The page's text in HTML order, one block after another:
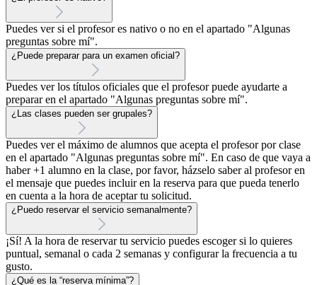
Puedes ver si el profesor es nativo o no en el apartado "Algunas
preguntas sobre mí".
¿Puede preparar para un examen oficial?
Puedes ver los títulos oficiales que el profesor puede ayudarte a
preparar en el apartado "Algunas preguntas sobre mí".
¿Las clases pueden ser grupales?
Puedes ver el máximo de alumnos que acepta el profesor por clase
en el apartado "Algunas preguntas sobre mí". En caso de que vaya a
haber +1 alumno en la clase, por favor, házselo saber al profesor en
el mensaje que puedes incluir en la reserva para que pueda tenerlo
en cuenta a la hora de aceptar tu solicitud.
¿Puedo reservar el servicio semanalmente?
¡Sí! A la hora de reservar tu servicio puedes escoger si lo quieres
puntual, semanal o cada 2 semanas y configurar la frecuencia a tu
gusto.
¿Qué es la “reserva mínima”?